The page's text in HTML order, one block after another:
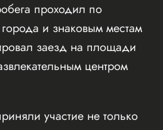
проходил по
и знаковым местам
заезд на площади
центром
участие не только